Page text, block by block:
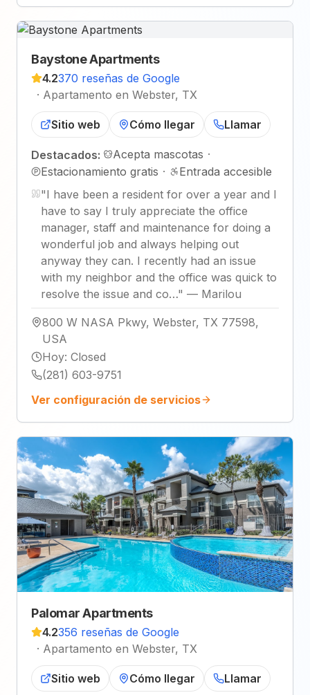
Baystone Apartments
4.2370 reseñas de Google
· Apartamento en Webster, TX
Sitio web Cómo llegar Llamar
Destacados: Acepta mascotas ·
Estacionamiento gratis ·
Entrada accesible
"I have been a resident for over a year and I
have to say I truly appreciate the office
manager, staff and maintenance for doing a
wonderful job and always helping out
anyway they can. I recently had an issue
with my neighbor and the office was quick to
resolve the issue and co…" — Marilou
800 W NASA Pkwy, Webster, TX 77598,
USA
Hoy: Closed
(281) 603-9751
Ver configuración de servicios
Palomar Apartments
4.2356 reseñas de Google
· Apartamento en Webster, TX
Sitio web Cómo llegar Llamar